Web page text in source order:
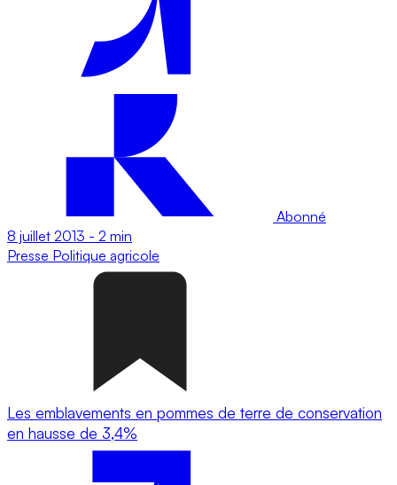
Abonné
8 juillet 2013 - 2 min
Presse Politique agricole
Les emblavements en pommes de terre de conservation
en hausse de 3,4%